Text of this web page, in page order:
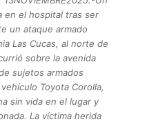
en el hospital tras ser
un ataque armado
Las Cucas, al norte de
sobre la avenida
sujetos armados
Toyota Corolla,
sin vida en el lugar y
La víctima herida